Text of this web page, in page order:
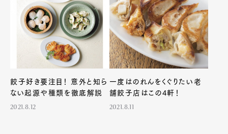
餃子好き要注目！ 意外と知ら
ない起源や種類を徹底解説
2021.8.12
一度はのれんをくぐりたい老
舗餃子店はこの4軒！
2021.8.11